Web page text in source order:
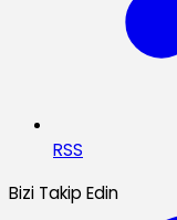
RSS
Bizi Takip Edin